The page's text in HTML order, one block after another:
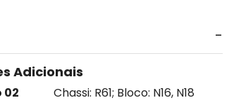
Adicionais
02 Chassi: R61; Bloco: N16, N18